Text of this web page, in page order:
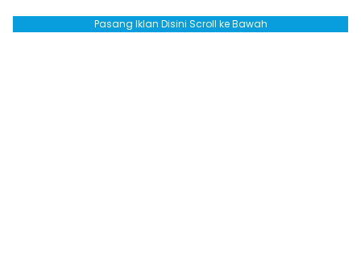
Pasang Iklan Disini Scroll ke Bawah